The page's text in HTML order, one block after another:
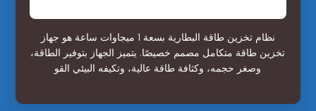
نظام تخزين طاقة البطارية بسعة 1 ميجاوات ساعة هو جهاز
تخزين طاقة متكامل مصمم خصيصًا. يتميز الجهاز بتوفير الطاقة،
وصغر حجمه، وكثافة طاقة عالية، وتكيفه البيئي القو